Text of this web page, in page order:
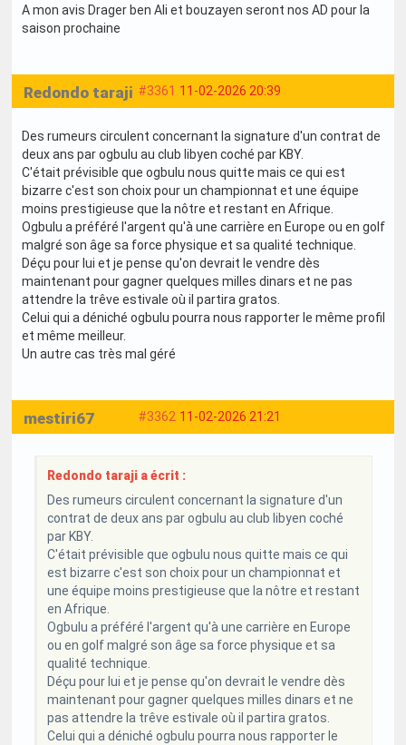
A mon avis Drager ben Ali et bouzayen seront nos AD pour la
saison prochaine
#3361 11-02-2026 20:39
Redondo taraji
Des rumeurs circulent concernant la signature d'un contrat de
deux ans par ogbulu au club libyen coché par KBY.
C'était prévisible que ogbulu nous quitte mais ce qui est
bizarre c'est son choix pour un championnat et une équipe
moins prestigieuse que la nôtre et restant en Afrique.
Ogbulu a préféré l'argent qu'à une carrière en Europe ou en golf
malgré son âge sa force physique et sa qualité technique.
Déçu pour lui et je pense qu'on devrait le vendre dès
maintenant pour gagner quelques milles dinars et ne pas
attendre la trêve estivale où il partira gratos.
Celui qui a déniché ogbulu pourra nous rapporter le même profil
et même meilleur.
Un autre cas très mal géré
#3362 11-02-2026 21:21
mestiri67
Redondo taraji a écrit :
Des rumeurs circulent concernant la signature d'un
contrat de deux ans par ogbulu au club libyen coché
par KBY.
C'était prévisible que ogbulu nous quitte mais ce qui
est bizarre c'est son choix pour un championnat et
une équipe moins prestigieuse que la nôtre et restant
en Afrique.
Ogbulu a préféré l'argent qu'à une carrière en Europe
ou en golf malgré son âge sa force physique et sa
qualité technique.
Déçu pour lui et je pense qu'on devrait le vendre dès
maintenant pour gagner quelques milles dinars et ne
pas attendre la trêve estivale où il partira gratos.
Celui qui a déniché ogbulu pourra nous rapporter le